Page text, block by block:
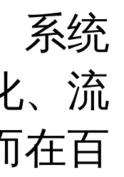
系统
、流
在百